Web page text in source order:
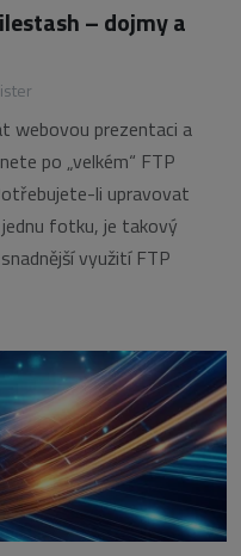
– dojmy a
webovou prezentaci a
po „velkém“ FTP
li upravovat
fotku, je takový
využití FTP